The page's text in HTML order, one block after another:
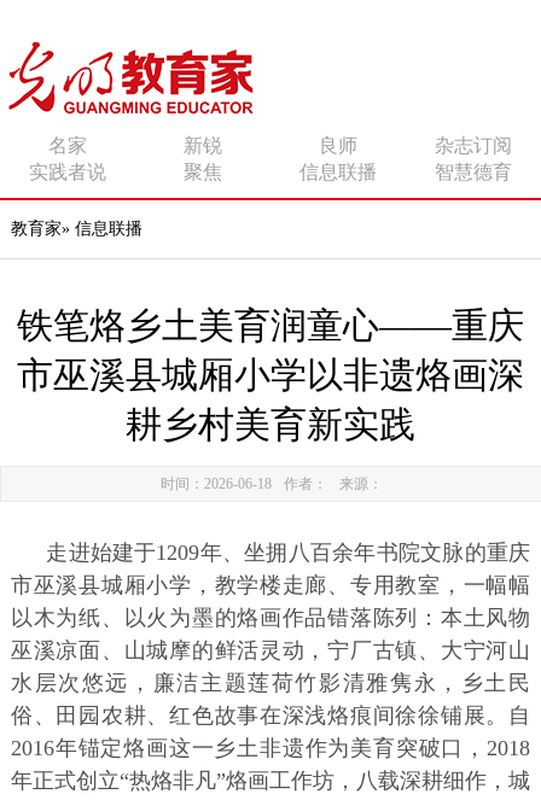
名家 新锐 良师
杂志订阅
实践者说
聚焦 信息联播 智慧德育
教育家» 信息联播
铁笔烙乡土美育润童心——重庆
市巫溪县城厢小学以非遗烙画深
耕乡村美育新实践
时间：2026-06-18 作者： 来源：
走进始建于1209年、坐拥八百余年书院文脉的重庆
市巫溪县城厢小学，教学楼走廊、专用教室，一幅幅
以木为纸、以火为墨的烙画作品错落陈列：本土风物
巫溪凉面、山城摩的鲜活灵动，宁厂古镇、大宁河山
水层次悠远，廉洁主题莲荷竹影清雅隽永，乡土民
俗、田园农耕、红色故事在深浅烙痕间徐徐铺展。自
2016年锚定烙画这一乡土非遗作为美育突破口，2018
年正式创立“热烙非凡”烙画工作坊，八载深耕细作，城